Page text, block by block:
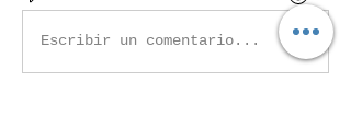
Escribir un comentario...